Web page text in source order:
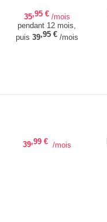
35,95 € /mois
pendant 12 mois,
puis 39,95 €/mois
39,99 € /mois